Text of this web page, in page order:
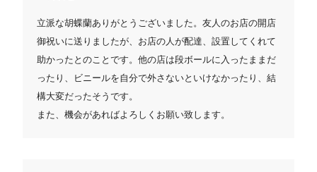
立派な胡蝶蘭ありがとうございました。友人のお店の開店
御祝いに送りましたが、お店の人が配達、設置してくれて
助かったとのことです。他の店は段ボールに入ったままだ
ったり、ビニールを自分で外さないといけなかったり、結
構大変だったそうです。
また、機会があればよろしくお願い致します。